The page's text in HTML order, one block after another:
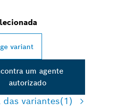
variant
um agente
autorizado
das variantes(1)